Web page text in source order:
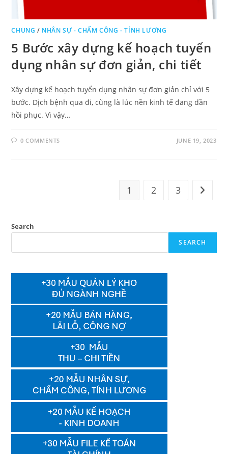
CHUNG / NHÂN SỰ - CHẤM CÔNG - TÍNH LƯƠNG
5 Bước xây dựng kế hoạch tuyển
dụng nhân sự đơn giản, chi tiết
Xây dựng kế hoạch tuyển dụng nhân sự đơn giản chỉ với 5
bước. Dịch bệnh qua đi, cũng là lúc nền kinh tế đang dần
hồi phục. Vì vậy…
0 COMMENTS JUNE 19, 2023
1 2 3 Go to
Search
SEARCH